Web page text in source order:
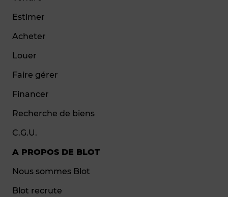
Estimer
Acheter
Louer
Faire gérer
Financer
Recherche de biens
C.G.U.
A PROPOS DE BLOT
Nous sommes Blot
Blot recrute